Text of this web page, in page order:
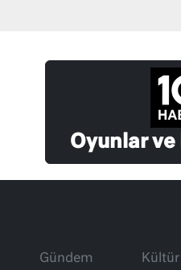
Oyunlar
Gündem